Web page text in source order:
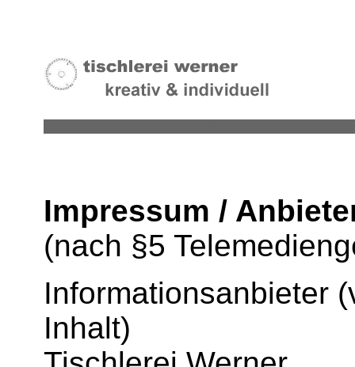
Impressum /
(nach §5
Informationsanbieter
Inhalt)